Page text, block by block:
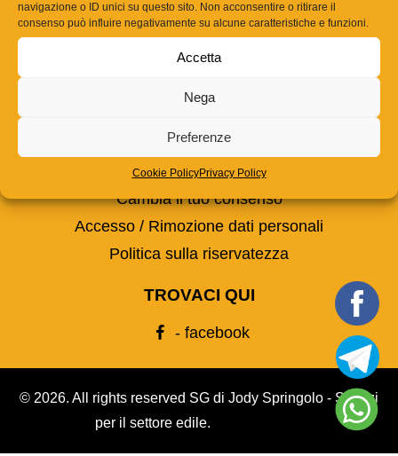
navigazione o ID unici su questo sito. Non acconsentire o ritirare il
consenso può influire negativamente su alcune caratteristiche e funzioni.
Accetta
Nega
Preferenze
Cookie PolicyPrivacy Policy
Sg di Jody Springolo
Partita IVA: 01205220310
PRIVACY
Dichiarazione dei cookie
Cambia il tuo consenso
Accesso / Rimozione dati personali
Politica sulla riservatezza
TROVACI QUI
- facebook
© 2026. All rights reserved SG di Jody Springolo - Servizi
per il settore edile.